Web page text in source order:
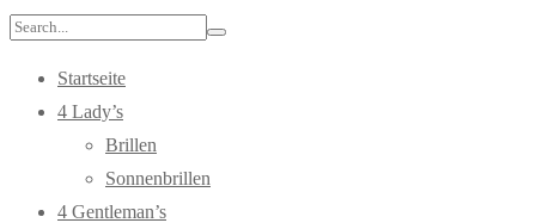
Search
Startseite
4 Lady’s
Brillen
Sonnenbrillen
4 Gentleman’s